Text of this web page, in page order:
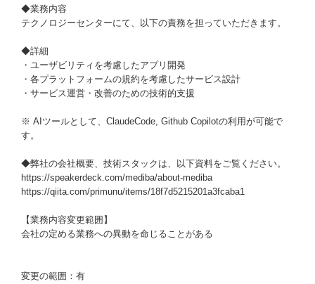
◆業務内容
テクノロジーセンターにて、以下の責務を担っていただきます。
◆詳細
・ユーザビリティを考慮したアプリ開発
・各プラットフォームの規約を考慮したサービス設計
・サービス運営・改善のための技術的支援
※ AIツールとして、ClaudeCode, Github Copilotの利用が可能で
す。
◆弊社の会社概要、技術スタックは、以下資料をご覧ください。
https://speakerdeck.com/mediba/about-mediba
https://qiita.com/primunu/items/18f7d5215201a3fcaba1
【業務内容変更範囲】
会社の定める業務への異動を命じることがある
変更の範囲：有